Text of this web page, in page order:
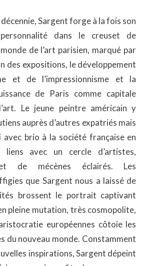
Sargent forge à la fois son
dans le creuset de
de l’art parisien, marqué par
des expositions, le développement
et de l’impressionnisme et la
de Paris comme capitale
Le jeune peintre américain y
auprès d’autres expatriés mais
avec brio à la société française en
avec un cercle d’artistes,
et de mécènes éclairés. Les
que Sargent nous a laissé de
brossent le portrait captivant
pleine mutation, très cosmopolite,
européennes côtoie les
du nouveau monde. Constamment
inspirations, Sargent dépeint